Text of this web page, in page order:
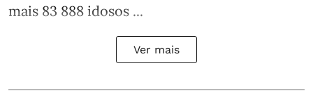
mais 83 888 idosos ...
Ver mais